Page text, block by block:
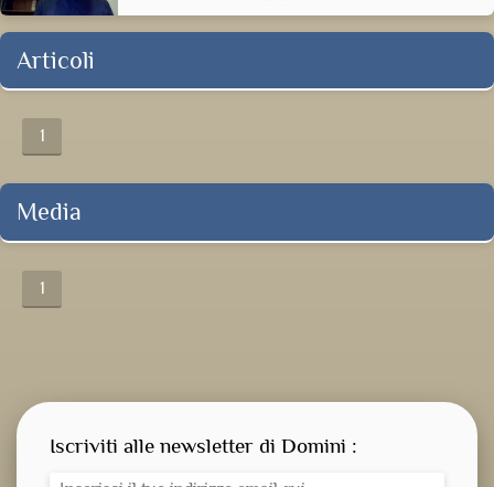
Articoli
1
Media
1
Iscriviti alle newsletter di Domini :